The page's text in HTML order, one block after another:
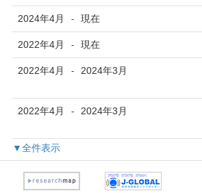
2024年4月 - 現在
2022年4月 - 現在
2022年4月 - 2024年3月
2022年4月 - 2024年3月
▼全件表示